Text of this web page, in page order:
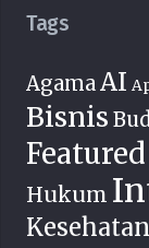
Tags
AgamaAI
Bisnis
Featured
Hukum
Kesehatan